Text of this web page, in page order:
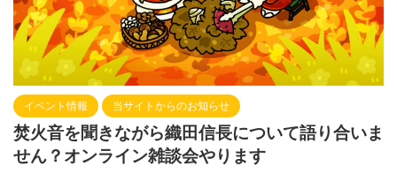
イベント情報 当サイトからのお知らせ
焚火音を聞きながら織田信長について語り合いま
せん？オンライン雑談会やります